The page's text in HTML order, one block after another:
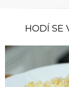
HODÍ SE